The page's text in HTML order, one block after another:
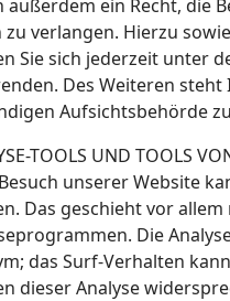
außerdem ein Recht, die
zu verlangen. Hierzu
Sie sich jederzeit unter
Des Weiteren
Aufsichtsbehörde
TOOLS UND TOOLS
unserer Website
Das geschieht vor
Die
das Surf-Verhalten
dieser Analyse